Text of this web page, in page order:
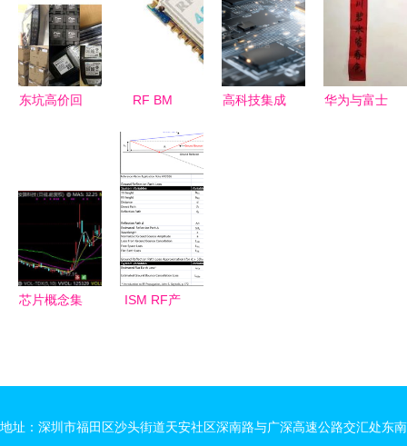
模块的关键
RF集成电
路设计
与供应商详
解
东坑高价回
RF BM
4.0 BQB透
传模块 价
格、规格与
选型指南
高科技集成
华为与富士
芯片概念集
ISM RF产
地址：深圳市福田区沙头街道天安社区深南路与广深高速公路交汇处东南